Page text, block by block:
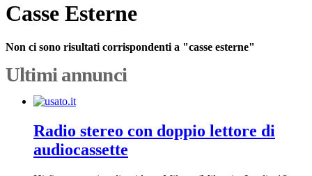
Casse Esterne
Non ci sono risultati corrispondenti a "casse esterne"
Ultimi annunci
Radio stereo con doppio lettore di
audiocassette